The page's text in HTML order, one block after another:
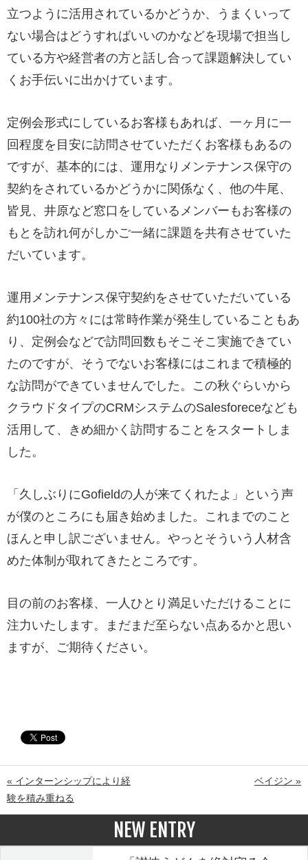
立つように活用されているかどうか、うまくいって
ない場合はどうすればいいのかなどを現場で担当し
ている方や経営者の方と話し合って課題解決してい
くお手伝いに出かけています。
定例会形式にしているお客様もあれば、一ヶ月に一
回程度を目安に訪問させていただくお客様もあるの
ですが、基本的には、運用なりメンテナンス保守の
契約をされているかどうかに関係なく、他の牛尾、
皆見、井原など窓口をしているメンバーもお客様の
もとを訪れ何がしかご一緒に課題を共有させていた
だいています。
運用メンテナンス保守契約をさせていただいている
約100社の方々には常時作業が発生していることもあ
り、定例会などで訪問回数もそこそこ実施できてい
たのですが、そうでないお客様にはこれまで積極的
な訪問ができていませんでした。この秋ぐらいから
クラウドタイプのCRMシステムのSalesforeceなども
活用して、きめ細かく訪問することをスタートしま
した。
「久しぶりにGofieldの人が来てくれたよ」という声
が僕のところにも届き始めました。これまでのこと
ほんと申し訳ございません。やっとそういう人材含
めた体制が取れてきたところです。
目の前のお客様、一人ひとり満足いただけることに
注力いたします。まだまだ至らない点あるかと思い
ますが、ご期待ください。
« インターンシップにより経
験を積み重ねる
ベイジン »
NEW ENTRY